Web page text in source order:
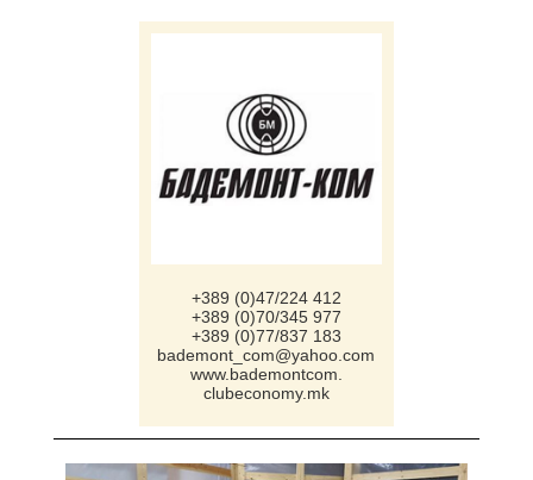
+389 (0)47/224 412
+389 (0)70/345 977
+389 (0)77/837 183
bademont_com@yahoo.com
www.bademontcom.
clubeconomy.mk